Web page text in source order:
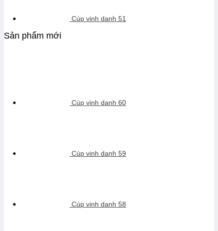
Cúp vinh danh 51
Sản phẩm mới
Cúp vinh danh 60
Cúp vinh danh 59
Cúp vinh danh 58